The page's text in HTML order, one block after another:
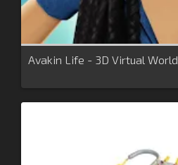
Avakin Life - 3D Virtual World